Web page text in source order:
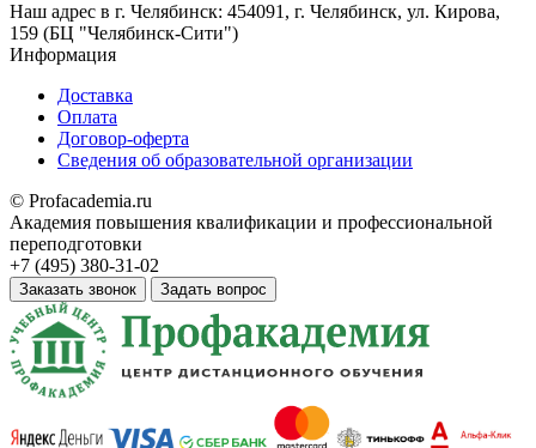
Наш адрес в г. Челябинск: 454091, г. Челябинск, ул. Кирова,
159 (БЦ "Челябинск-Сити")
Информация
Доставка
Оплата
Договор-оферта
Сведения об образовательной организации
© Profacademia.ru
Академия повышения квалификации и профессиональной
переподготовки
+7 (495) 380-31-02
Заказать звонок Задать вопрос